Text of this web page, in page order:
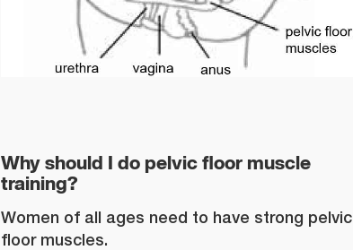
Why should I do pelvic floor muscle
training?
Women of all ages need to have strong pelvic
floor muscles.